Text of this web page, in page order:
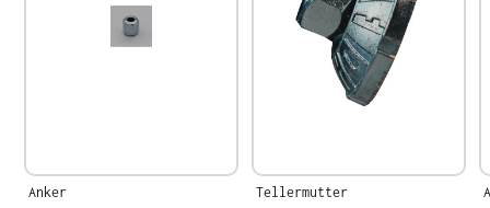
Anker Tellermutter